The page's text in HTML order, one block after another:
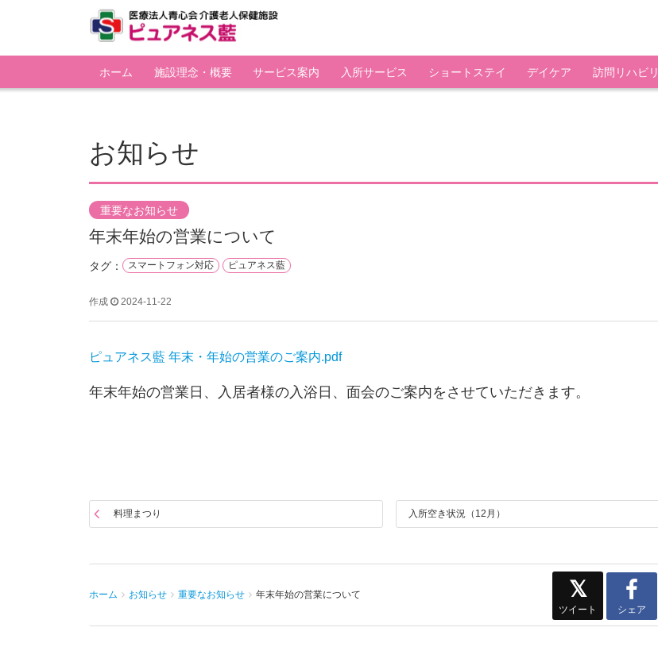
ホーム 施設理念・概要 サービス案内 入所サービス ショートステイ デイケア 訪問リハビリ
お知らせ
重要なお知らせ
年末年始の営業について
タグ： スマートフォン対応 ピュアネス藍
作成 2024-11-22
ピュアネス藍 年末・年始の営業のご案内.pdf
年末年始の営業日、入居者様の入浴日、面会のご案内をさせていただきます。
入所空き状況（12月）
料理まつり
ツイート シェア
ホーム お知らせ 重要なお知らせ 年末年始の営業について